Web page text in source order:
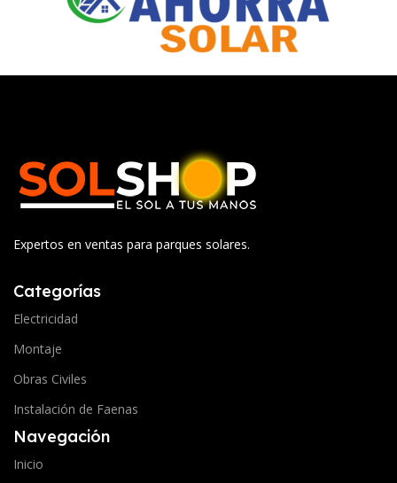
Expertos en ventas para parques solares.
Categorías
Electricidad
Montaje
Obras Civiles
Instalación de Faenas
Navegación
Inicio